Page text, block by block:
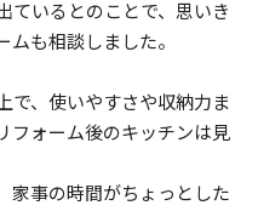
ているとのことで、思いき
も相談しました。
で、使いやすさや収納力ま
フォーム後のキッチンは見
家事の時間がちょっとした